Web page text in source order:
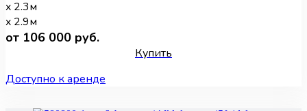
x 2.3м
x 2.9м
от 106 000 руб.
Купить
Доступно к аренде